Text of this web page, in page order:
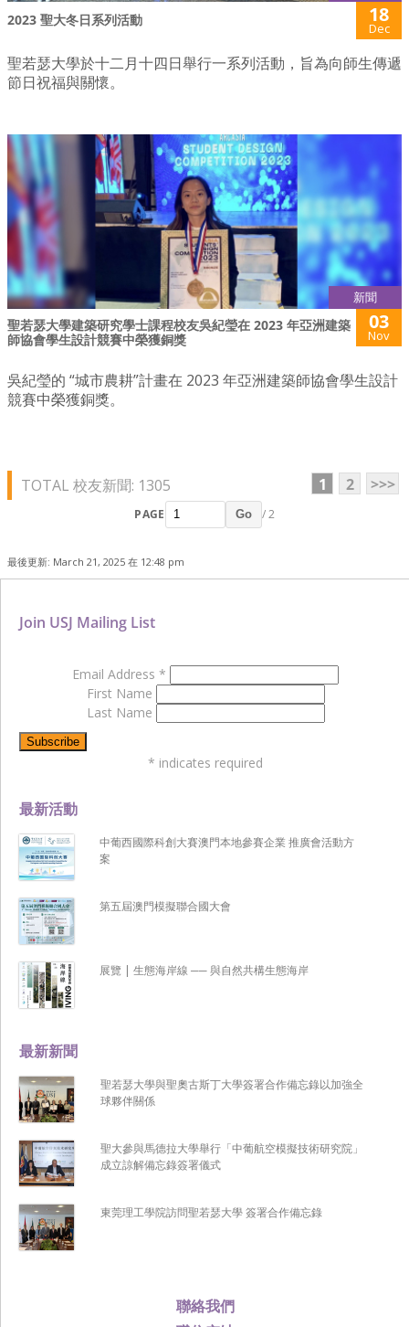
2023 聖大冬日系列活動 18
Dec
聖若瑟大學於十二月十四日舉行一系列活動，旨為向師生傳遞
節日祝福與關懷。
新聞
聖若瑟大學建築研究學士課程校友吳紀瑩在 2023 年亞洲建築
師協會學生設計競賽中榮獲銅獎
03
Nov
吳紀瑩的 “城市農耕”計畫在 2023 年亞洲建築師協會學生設計
競賽中榮獲銅獎。
TOTAL 校友新聞: 1305 1 2 >>>
PAGE Go / 2
最後更新: March 21, 2025 在 12:48 pm
聯絡我們
最新新聞
聖若瑟大學與聖奧古斯丁大學簽署合作備忘錄以加強全
球夥伴關係
聖大參與馬德拉大學舉行「中葡航空模擬技術研究院」
成立諒解備忘錄簽署儀式
東莞理工學院訪問聖若瑟大學 簽署合作備忘錄
最新活動
中葡西國際科創大賽澳門本地參賽企業 推廣會活動方
案
第五屆澳門模擬聯合國大會
展覽 | 生態海岸線 ── 與自然共構生態海岸
Join USJ Mailing List
Email Address *
First Name
Last Name
* indicates required